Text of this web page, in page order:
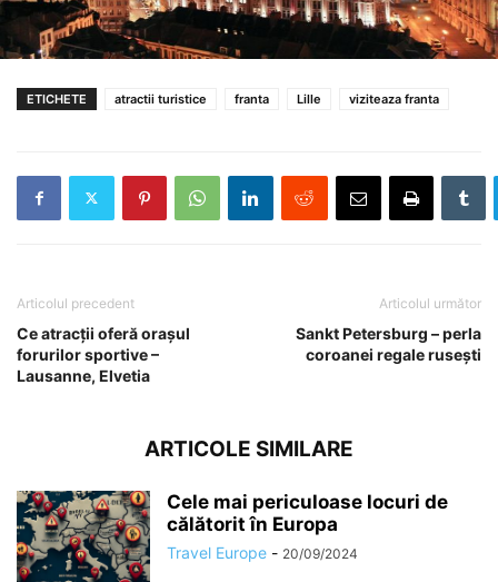
ETICHETE atractii turistice franta Lille viziteaza franta
Articolul precedent
Ce atracții oferă orașul
forurilor sportive –
Lausanne, Elvetia
Articolul următor
Sankt Petersburg – perla
coroanei regale rusești
ARTICOLE SIMILARE
Cele mai periculoase locuri de
călătorit în Europa
Travel Europe - 20/09/2024